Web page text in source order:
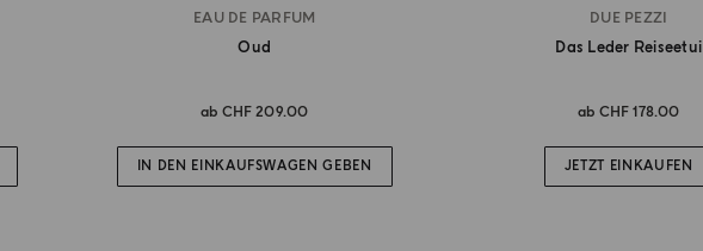
EAU DE PARFUM
Oud
ab CHF 209.00
IN DEN EINKAUFSWAGEN GEBEN
DUE PEZZI
Das Leder Reiseetui
ab CHF 178.00
JETZT EINKAUFEN